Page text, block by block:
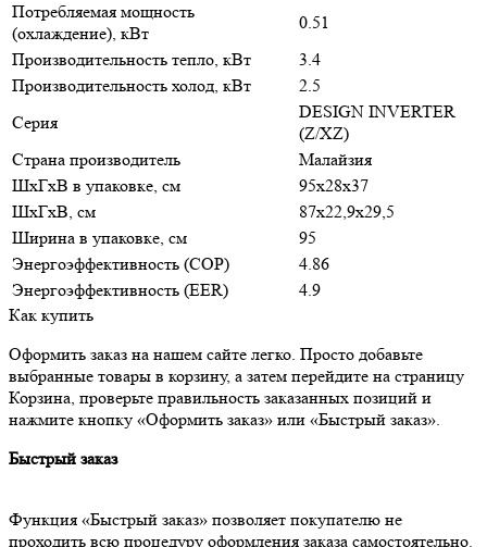
Потребляемая мощность
(охлаждение), кВт
0.51
Производительность тепло, кВт
3.4
Производительность холод, кВт
2.5
Серия
DESIGN INVERTER
(Z/XZ)
Страна производитель
Малайзия
ШxГxВ в упаковке, см
95x28x37
ШxГxВ, см
87x22,9x29,5
Ширина в упаковке, см
95
Энергоэффективность (COP)
4.86
Энергоэффективность (EER)
4.9
Как купить
Оформить заказ на нашем сайте легко. Просто добавьте
выбранные товары в корзину, а затем перейдите на страницу
Корзина, проверьте правильность заказанных позиций и
нажмите кнопку «Оформить заказ» или «Быстрый заказ».
Быстрый заказ
Функция «Быстрый заказ» позволяет покупателю не
проходить всю процедуру оформления заказа самостоятельно.